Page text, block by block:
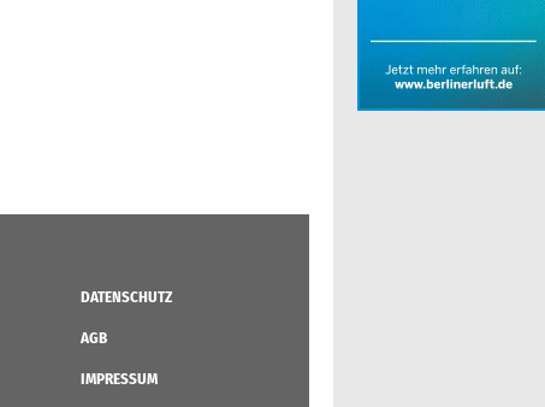
DATENSCHUTZ
AGB
IMPRESSUM